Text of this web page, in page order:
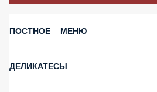
ПОСТНОЕ МЕНЮ
ДЕЛИКАТЕСЫ